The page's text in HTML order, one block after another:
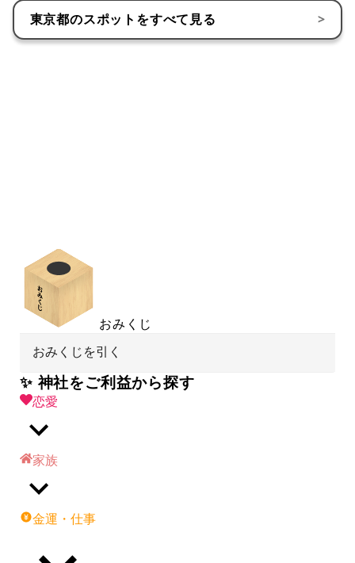
東京都のスポットをすべて見る >
おみくじ
おみくじを引く
✨ 神社をご利益から探す
恋愛
家族
金運・仕事